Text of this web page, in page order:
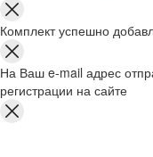
Комплект успешно
На Ваш e-mail адрес
регистрации на сайте